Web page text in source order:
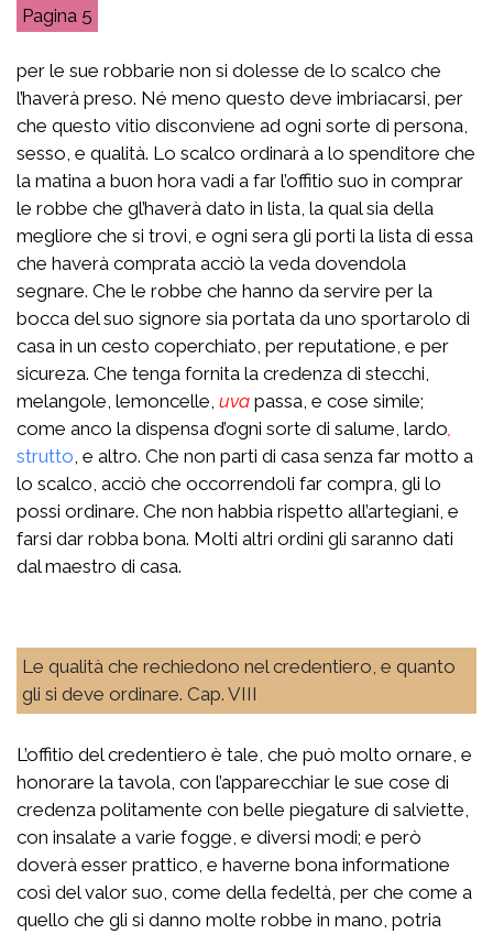
5
per le sue robbarie non si dolesse de lo scalco che
l’haverà preso. Né meno questo deve imbriacarsi, per
che questo vitio disconviene ad ogni sorte di persona,
sesso, e qualità. Lo scalco ordinarà a lo spenditore che
la matina a buon hora vadi a far l’offitio suo in comprar
le robbe che gl’haverà dato in lista, la qual sia della
megliore che si trovi, e ogni sera gli porti la lista di essa
che haverà comprata acciò la veda dovendola
segnare. Che le robbe che hanno da servire per la
bocca del suo signore sia portata da uno sportarolo di
casa in un cesto coperchiato, per reputatione, e per
sicureza. Che tenga fornita la credenza di stecchi,
melangole, lemoncelle, uva passa, e cose simile;
come anco la dispensa d’ogni sorte di salume, lardo
strutto , e altro. Che non parti di casa senza far motto a
lo scalco, acciò che occorrendoli far compra, gli lo
possi ordinare. Che non habbia rispetto all’artegiani, e
farsi dar robba bona. Molti altri ordini gli saranno dati
dal maestro di casa.
Le qualità che rechiedono nel credentiero, e quanto
gli si deve ordinare. Cap. VIII
L’offitio del credentiero è tale, che può molto ornare, e
honorare la tavola, con l’apparecchiar le sue cose di
credenza politamente con belle piegature di salviette,
con insalate a varie fogge, e diversi modi; e però
doverà esser prattico, e haverne bona informatione
così del valor suo, come della fedeltà, per che come a
quello che gli si danno molte robbe in mano, potria